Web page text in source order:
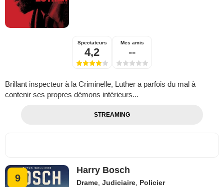
Spectateurs
4,2
Mes amis
--
Brillant inspecteur à la Criminelle, Luther a parfois du mal à
contenir ses propres démons intérieurs...
STREAMING
9
Harry Bosch
Drame ,Judiciaire Policier